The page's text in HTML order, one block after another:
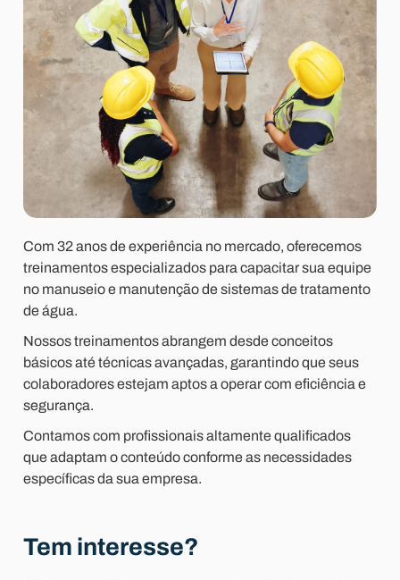
Com 32 anos de experiência no mercado, oferecemos
treinamentos especializados para capacitar sua equipe
no manuseio e manutenção de sistemas de tratamento
de água.
Nossos treinamentos abrangem desde conceitos
básicos até técnicas avançadas, garantindo que seus
colaboradores estejam aptos a operar com eficiência e
segurança.
Contamos com profissionais altamente qualificados
que adaptam o conteúdo conforme as necessidades
específicas da sua empresa.
Tem interesse?